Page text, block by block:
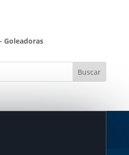
Goleadoras